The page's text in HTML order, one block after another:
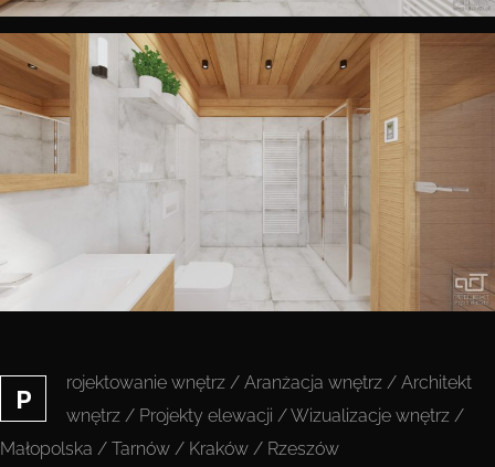
P
rojektowanie wnętrz / Aranżacja wnętrz / Architekt
wnętrz / Projekty elewacji / Wizualizacje wnętrz /
Małopolska / Tarnów / Kraków / Rzeszów